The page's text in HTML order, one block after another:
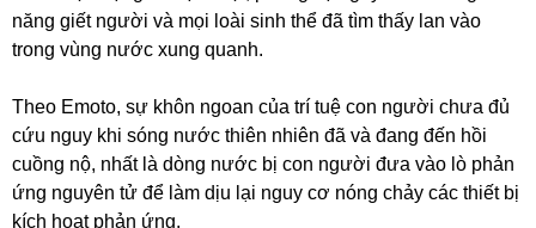
năng giết người và mọi loài sinh thể đã tìm thấy lan vào
trong vùng nước xung quanh.
Theo Emoto, sự khôn ngoan của trí tuệ con người chưa đủ
cứu nguy khi sóng nước thiên nhiên đã và đang đến hồi
cuồng nộ, nhất là dòng nước bị con người đưa vào lò phản
ứng nguyên tử để làm dịu lại nguy cơ nóng chảy các thiết bị
kích hoạt phản ứng.